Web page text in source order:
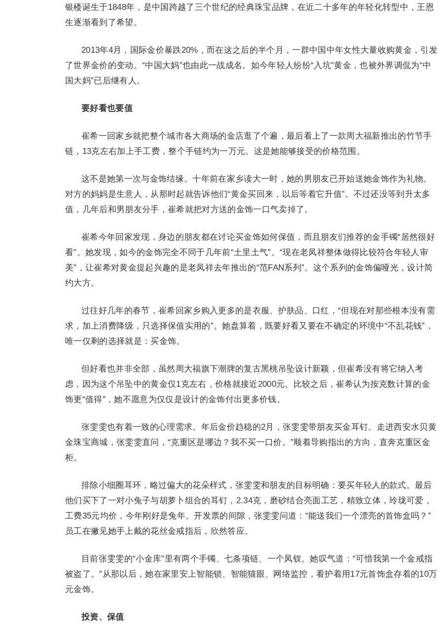
银楼诞生于1848年，是中国跨越了三个世纪的经典珠宝品牌，在近二十多年的年轻化转型中，王恩
生逐渐看到了希望。
2013年4月，国际金价暴跌20%，而在这之后的半个月，一群中国中年女性大量收购黄金，引发
了世界金价的变动。“中国大妈”也由此一战成名。如今年轻人纷纷“入坑”黄金，也被外界调侃为“中
国大妈”已后继有人。
要好看也要值
崔希一回家乡就把整个城市各大商场的金店逛了个遍，最后看上了一款周大福新推出的竹节手
链，13克左右加上手工费，整个手链约为一万元。这是她能够接受的价格范围。
这不是她第一次与金饰结缘。十年前在家乡读大一时，她的男朋友已开始送她金饰作为礼物。
对方的妈妈是生意人，从那时起就告诉他们“黄金买回来，以后等着它升值”。不过还没等到升太多
值，几年后和男朋友分手，崔希就把对方送的金饰一口气卖掉了。
崔希今年回家发现，身边的朋友都在讨论买金饰如何保值，而且朋友们推荐的金手镯“居然很好
看”。她发现，如今的金饰完全不同于几年前“土里土气”。“现在老凤祥整体做得比较符合年轻人审
美”，让崔希对黄金提起兴趣的是老凤祥去年推出的“范FAN系列”。这个系列的金饰偏哑光，设计简
约大方。
过往好几年的春节，崔希回家乡购入更多的是衣服、护肤品、口红，“但现在对那些根本没有需
求，加上消费降级，只选择保值实用的”。她盘算着，既要好看又要在不确定的环境中“不乱花钱”，
唯一仅剩的选择就是：买金饰。
但好看也并非全部，虽然周大福旗下潮牌的复古黑桃吊坠设计新颖，但崔希没有将它纳入考
虑，因为这个吊坠中的黄金仅1克左右，价格就接近2000元。比较之后，崔希认为按克数计算的金
饰更“值得”，她不愿意为仅仅是设计的金饰付出更多价钱。
张雯雯也有着一致的心理需求。年后金价趋稳的2月，张雯雯带朋友买金耳钉。走进西安水贝黄
金珠宝商城，张雯雯直问，“克重区是哪边？我不买一口价。”顺着导购指出的方向，直奔克重区金
柜。
排除小细圈耳环，略过偏大的花朵样式，张雯雯和朋友的目标明确：要买年轻人的款式。最后
他们买下了一对小兔子与胡萝卜组合的耳钉，2.34克，磨砂结合亮面工艺，精致立体，玲珑可爱，
工费35元均价，今年刚好是兔年。开发票的间隙，张雯雯问道：“能送我们一个漂亮的首饰盒吗？”
员工在撇见她手上戴的花丝金戒指后，欣然答应。
目前张雯雯的“小金库”里有两个手镯、七条项链、一个凤钗。她叹气道：“可惜我第一个金戒指
被盗了。”从那以后，她在家里安上智能锁、智能猫眼、网络监控，看护着用17元首饰盒存着的10万
元金饰。
投资、保值